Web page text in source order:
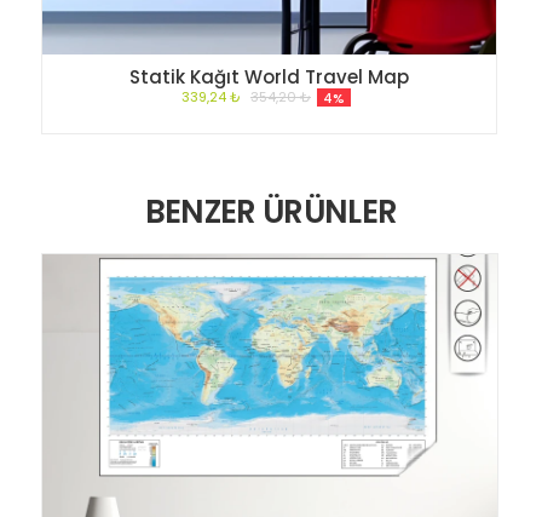
Statik Kağıt World Travel Map
339,24 ₺ 354,20 ₺ 4%
BENZER ÜRÜNLER